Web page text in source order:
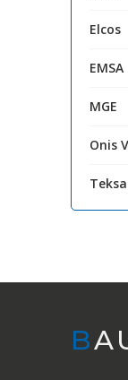
Elcos
EMSA
MGE
Onis